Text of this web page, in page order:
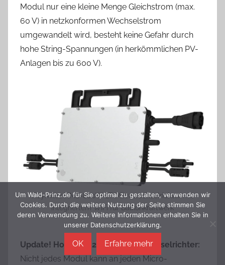
Modul nur eine kleine Menge Gleichstrom (max.
60 V) in netzkonformen Wechselstrom
umgewandelt wird, besteht keine Gefahr durch
hohe String-Spannungen (in herkömmlichen PV-
Anlagen bis zu 600 V).
Hoymiles HMS-800W-2T Mikrowechselrichter mit
integriertem WiFi für Balkonkraftwerk
Update! Hoymiles 2-in-1-Mikrowechselrichter:
Nicht jedes Modul kann an jeden Micro-
Um Wald-Prinz.de für Sie optimal zu gestalten, verwenden wir
Cookies. Durch die weitere Nutzung der Seite stimmen Sie
deren Verwendung zu. Weitere Informationen erhalten Sie in
unserer Datenschutzerklärung.
OK Erfahre mehr